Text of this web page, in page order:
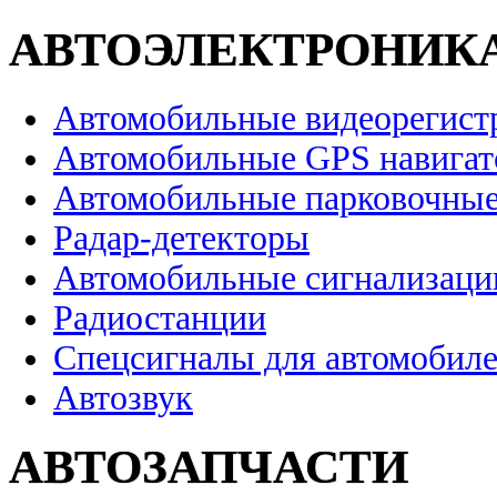
Автомобильные
Автомобильные GPS
Автомобильные
Радар-детекторы
Автомобильные
Радиостанции
Спецсигналы для
Автозвук
АВТОЗАПЧАСТИ